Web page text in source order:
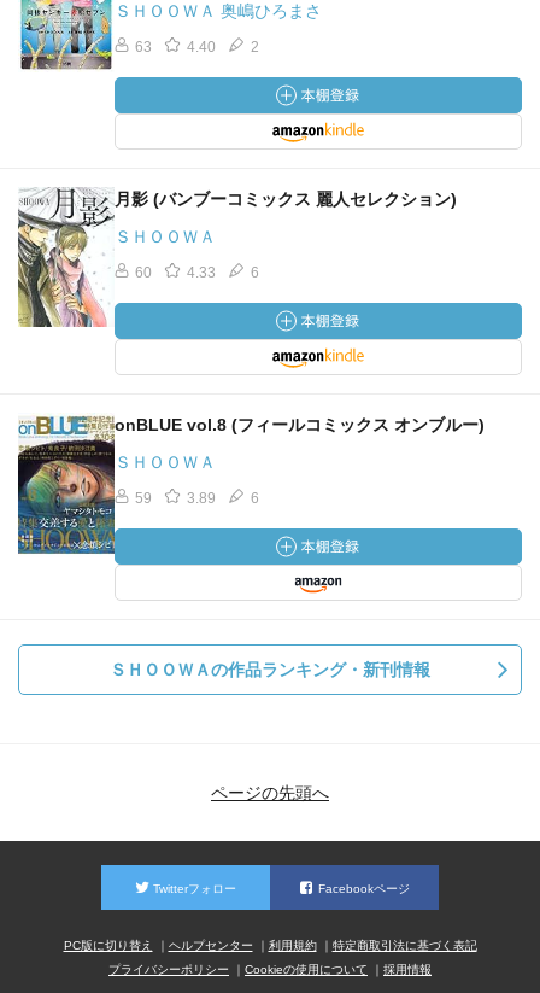
ＳＨＯＯＷＡ 奥嶋ひろまさ
63 4.40 2
月影 (バンブーコミックス 麗人セレクション)
ＳＨＯＯＷＡ
60 4.33 6
onBLUE vol.8 (フィールコミックス オンブルー)
ＳＨＯＯＷＡ
59 3.89 6
ＳＨＯＯＷＡの作品ランキング・新刊情報
ページの先頭へ
Twitterフォロー Facebookページ
PC版に切り替え ヘルプセンター 利用規約
特定商取引法に基づく表記
プライバシーポリシー
Cookieの使用について 採用情報